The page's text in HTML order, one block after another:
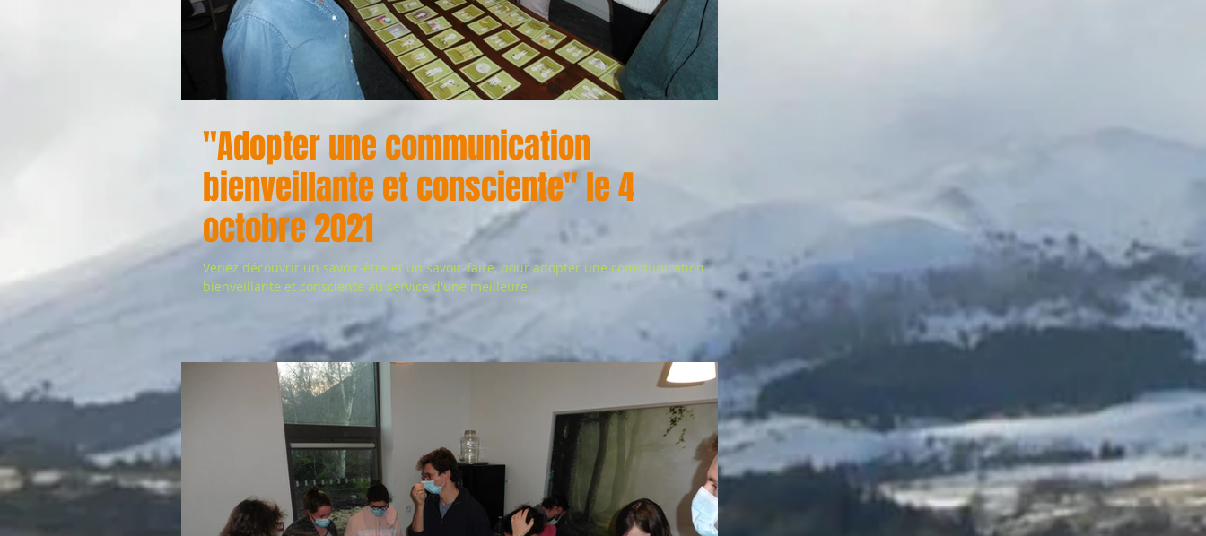
"Adopter une communication
bienveillante et consciente" le 4
octobre 2021
Venez découvrir un savoir-être et un savoir-faire, pour adopter une communication
bienveillante et consciente au service d'une meilleure...